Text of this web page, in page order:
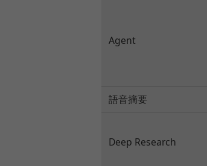
Agent
語音摘要
Deep Research